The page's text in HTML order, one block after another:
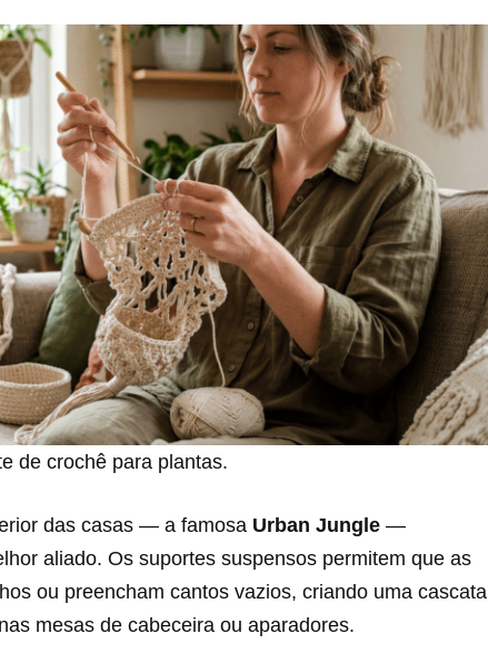
de crochê para plantas.
das casas — a famosa Urban Jungle —
aliado. Os suportes suspensos permitem que as
ou preencham cantos vazios, criando uma cascata
mesas de cabeceira ou aparadores.